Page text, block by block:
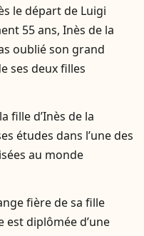
le départ de Luigi
55 ans, Inès de la
oublié son grand
ses deux filles
fille d’Inès de la
études dans l’une des
au monde
fière de sa fille
est diplômée d’une